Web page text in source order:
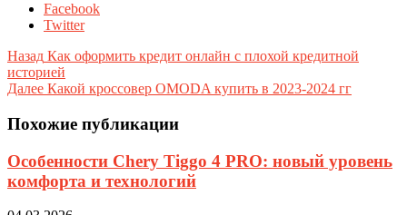
Facebook
Twitter
Назад Как оформить кредит онлайн с плохой кредитной
историей
Далее Какой кроссовер OMODA купить в 2023-2024 гг
Похожие публикации
Особенности Chery Tiggo 4 PRO: новый уровень
комфорта и технологий